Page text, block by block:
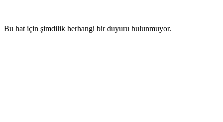
Bu hat için şimdilik herhangi bir duyuru bulunmuyor.